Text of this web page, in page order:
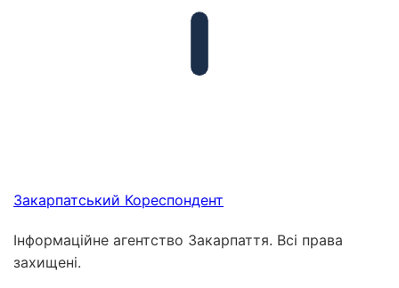
Закарпатський Кореспондент
Інформаційне агентство Закарпаття. Всі права
захищені.